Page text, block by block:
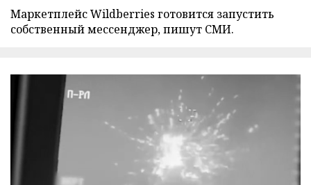
Маркетплейс Wildberries готовится запустить
собственный мессенджер, пишут СМИ.